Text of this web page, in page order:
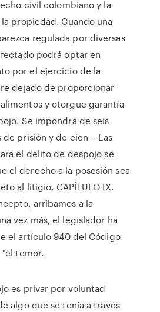
civil colombiano y la
propiedad. Cuando una
regulada por diversas
podrá optar en
por el ejercicio de la
dejado de proporcionar
y otorgue garantía
Se impondrá de seis
de prisión y de cien - Las
el delito de despojo se
el derecho a la posesión sea
al litigio. CAPÍTULO IX.
arribamos a la
vez más, el legislador ha
el artículo 940 del Código
temor.
es privar por voluntad
algo que se tenía a través